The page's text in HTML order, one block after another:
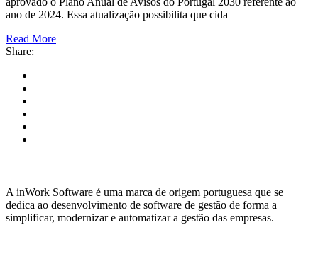
ano de 2024. Essa atualização possibilita que cida
Read More
Share:
A inWork Software é uma marca de origem portuguesa que se
dedica ao desenvolvimento de software de gestão de forma a
simplificar, modernizar e automatizar a gestão das empresas.